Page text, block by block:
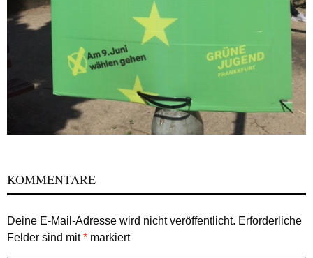
KOMMENTARE
Deine E-Mail-Adresse wird nicht veröffentlicht. Erforderliche
Felder sind mit* markiert